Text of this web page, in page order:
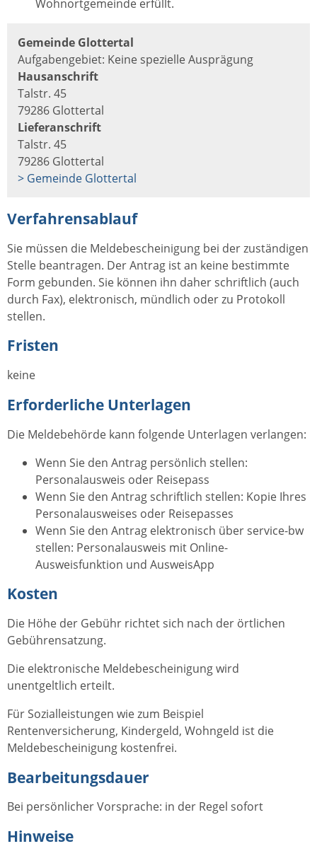
Wohnortgemeinde erfüllt.
Gemeinde Glottertal
Aufgabengebiet: Keine spezielle Ausprägung
Hausanschrift
Talstr. 45
79286 Glottertal
Lieferanschrift
Talstr. 45
79286 Glottertal
> Gemeinde Glottertal
Verfahrensablauf
Sie müssen die Meldebescheinigung bei der zuständigen
Stelle beantragen. Der Antrag ist an keine bestimmte
Form gebunden. Sie können ihn daher schriftlich (auch
durch Fax), elektronisch, mündlich oder zu Protokoll
stellen.
Fristen
keine
Erforderliche Unterlagen
Die Meldebehörde kann folgende Unterlagen verlangen:
Wenn Sie den Antrag persönlich stellen:
Personalausweis oder Reisepass
Wenn Sie den Antrag schriftlich stellen: Kopie Ihres
Personalausweises oder Reisepasses
Wenn Sie den Antrag elektronisch über service-bw
stellen: Personalausweis mit Online-
Ausweisfunktion und AusweisApp
Kosten
Die Höhe der Gebühr richtet sich nach der örtlichen
Gebührensatzung.
Die elektronische Meldebescheinigung wird
unentgeltlich erteilt.
Für Sozialleistungen wie zum Beispiel
Rentenversicherung, Kindergeld, Wohngeld ist die
Meldebescheinigung kostenfrei.
Bearbeitungsdauer
Bei persönlicher Vorsprache: in der Regel sofort
Hinweise